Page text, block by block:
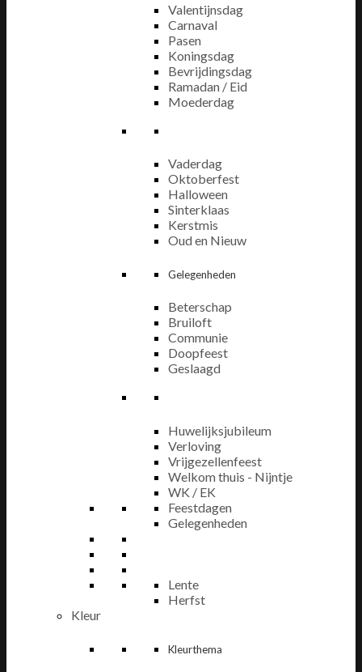
Valentijnsdag
Carnaval
Pasen
Koningsdag
Bevrijdingsdag
Ramadan / Eid
Moederdag
Vaderdag
Oktoberfest
Halloween
Sinterklaas
Kerstmis
Oud en Nieuw
Gelegenheden
Beterschap
Bruiloft
Communie
Doopfeest
Geslaagd
Huwelijksjubileum
Verloving
Vrijgezellenfeest
Welkom thuis - Nijntje
WK / EK
Feestdagen
Gelegenheden
Lente
Herfst
Kleur
Kleurthema